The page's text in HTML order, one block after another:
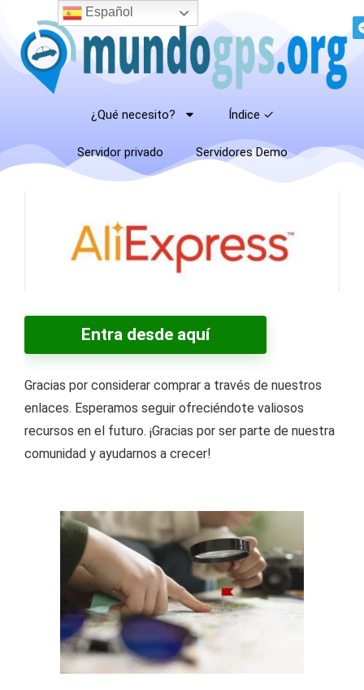
¿Qué necesito? Índice ✓
Servidor privado Servidores Demo
Entra desde aquí
Gracias por considerar comprar a través de nuestros
enlaces. Esperamos seguir ofreciéndote valiosos
recursos en el futuro. ¡Gracias por ser parte de nuestra
comunidad y ayudarnos a crecer!
Español